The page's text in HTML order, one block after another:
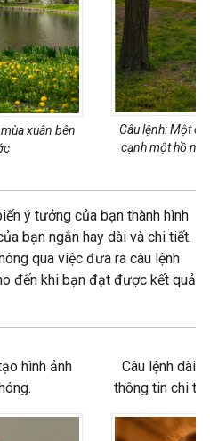
xuân bên
Câu lệnh: Một
cạnh một hồ
ý tưởng của bạn thành hình
bạn ngắn hay dài và chi tiết.
qua việc đưa ra câu lệnh
đến khi bạn đạt được kết quả
hình ảnh
Câu lệnh dài
thông tin chi